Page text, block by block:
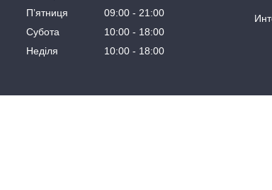
Пʼятниця
09:00
21:00
Субота
10:00
18:00
Неділя
10:00 18:00